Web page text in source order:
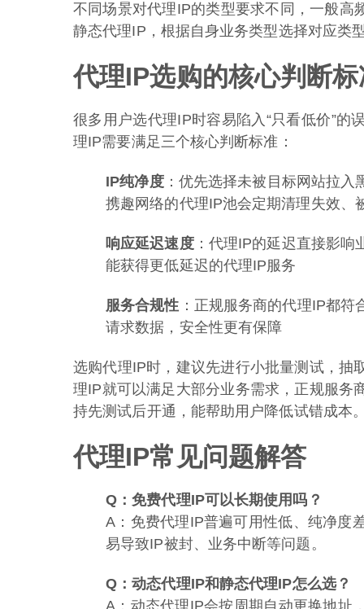
不同场景对代理IP的类型要求不同，一般高
静态代理IP，根据自身业务类型选择对应类
代理IP选购的核心判断
很多用户选代理IP时容易陷入“只看低价”
理IP需要满足三个核心判断标准：
IP纯净度：优先选择未被目标网站拉入
携趣网络的代理IP池会定期清理失效、
响应延迟速度：代理IP的延迟直接影响
能获得更低延迟的代理IP服务
服务合规性 ：正规服务商的代理IP都
请求数据，安全性更有保障
选购代理IP时，建议先进行小批量测试，抽
理IP就可以满足大部分业务需求，正规服务
持先测试后开通，能帮助用户降低试错成本
代理IP常见问题解答
Q：免费代理IP可以长期使用吗？
A：免费代理IP普遍可用性低、纯净度
易导致IP被封、业务中断等问题。
Q：动态代理IP和静态代理IP怎么选？
A：动态代理IP会按周期自动更换地址